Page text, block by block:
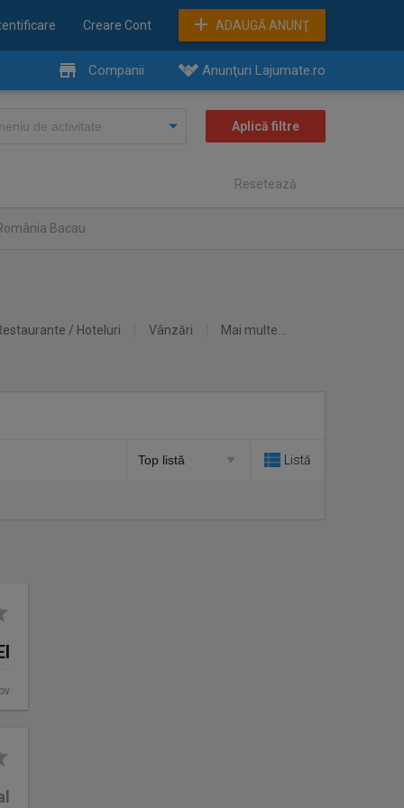
Creare Cont ADAUGĂ ANUNŢ
Companii Anunţuri Lajumate.ro
Resetează
Bacau
/ Hoteluri Vânzări Mai multe...
Listă